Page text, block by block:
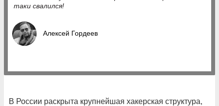
таки свалился!
Алексей Гордеев
В России раскрыта крупнейшая хакерская структура,